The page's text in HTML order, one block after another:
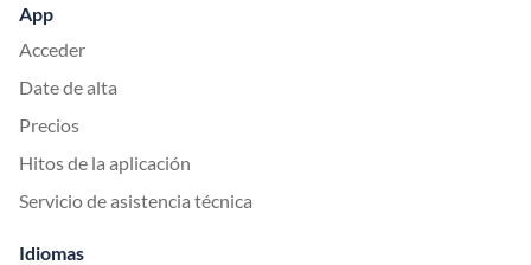
App
Acceder
Date de alta
Precios
Hitos de la aplicación
Servicio de asistencia técnica
Idiomas